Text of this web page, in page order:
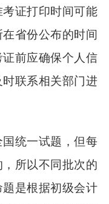
证打印时间可能
省份公布的时间
前应确保个人信
联系相关部门进
统一试题，但每
所以不同批次的
是根据初级会计